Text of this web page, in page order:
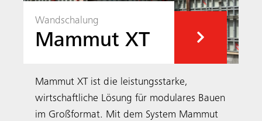
Wandschalung
Mammut XT
Mammut XT ist die leistungsstarke,
wirtschaftliche Lösung für modulares Bauen
im Großformat. Mit dem System Mammut